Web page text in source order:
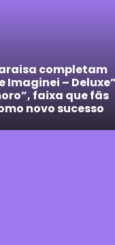
completam
Imaginei –
faixa que fãs
novo sucesso